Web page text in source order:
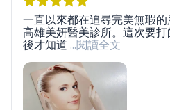
一直以來都在追尋完美無瑕
高雄美妍醫美診所。這次要
後才知道 ...閱讀全文